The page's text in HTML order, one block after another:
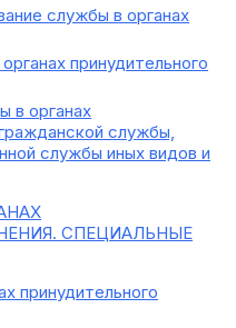
службы в органах
принудительного
в органах
службы,
службы иных видов и
СПЕЦИАЛЬНЫЕ
принудительного